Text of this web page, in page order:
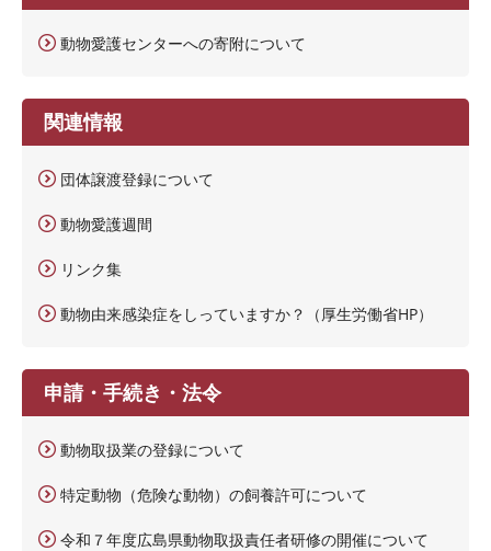
動物愛護センターへの寄附について
関連情報
団体譲渡登録について
動物愛護週間
リンク集
動物由来感染症をしっていますか？（厚生労働省HP）
申請・手続き・法令
動物取扱業の登録について
特定動物（危険な動物）の飼養許可について
令和７年度広島県動物取扱責任者研修の開催について